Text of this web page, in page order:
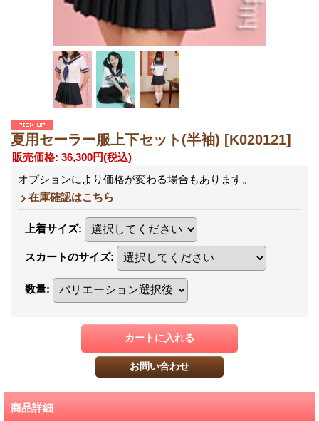
夏用セーラー服上下セット(半袖) [K020121]
販売価格: 36,300円(税込)
オプションにより価格が変わる場合もあります。
在庫確認はこちら
上着サイズ:
スカートのサイズ:
数量:
商品詳細